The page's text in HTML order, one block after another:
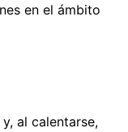
en el ámbito
al calentarse,